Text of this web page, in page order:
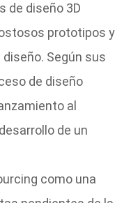
de diseño 3D
prototipos y
Según sus
de diseño
al
de un
como una